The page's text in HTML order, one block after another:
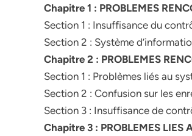
Chapitre 1 : PROBLEMES
Section 1 : Insuffisance du
Section 2 : Système
Chapitre 2 : PROBLEMES
Section 1 : Problèmes liés au
Section 2 : Confusion sur les
Section 3 : Insuffisance de
Chapitre 3 : PROBLEMES LIES